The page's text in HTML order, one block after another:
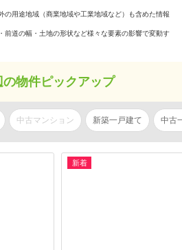
用途地域（商業地域や工業地域など）も含めた情報
道の幅・土地の形状など様々な要素の影響で変動す
物件ピックアップ
中古マンション 新築一戸建て 中古
新着